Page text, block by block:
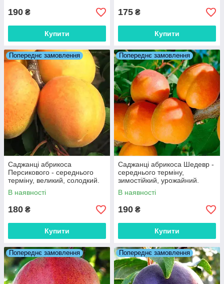
190 ₴
Купити
175 ₴
Купити
Попереднє замовлення
Саджанці абрикоса
Персикового - середнього
терміну, великий, солодкий.
В наявності
180 ₴
Купити
Попереднє замовлення
Саджанці абрикоса Шедевр -
середнього терміну,
зимостійкий, урожайний.
В наявності
190 ₴
Купити
Попереднє замовлення Попереднє замовлення